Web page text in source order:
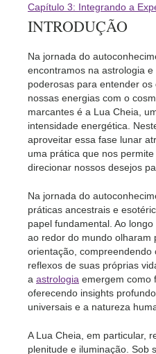
Capítulo 3: Integrando a
INTRODUÇÃO
Na jornada do
encontramos na astrologia
poderosas para entender
nossas energias com o
marcantes é a Lua Cheia,
intensidade energética.
aproveitar essa fase lunar
uma prática que nos
direcionar nossos desejos
Na jornada do
práticas ancestrais e
papel fundamental. Ao
ao redor do mundo olharam
orientação, compreendendo
reflexos de suas próprias
a astrologia emergem como
oferecendo insights
universais e a natureza
A Lua Cheia, em particular,
plenitude e iluminação. Sob